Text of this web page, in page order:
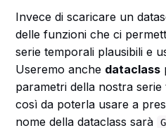
Invece di scaricare un
delle funzioni che ci
serie temporali plausibili e
Useremo anche dataclass
parametri della nostra
così da poterla usare a
nome della dataclass sarà
G